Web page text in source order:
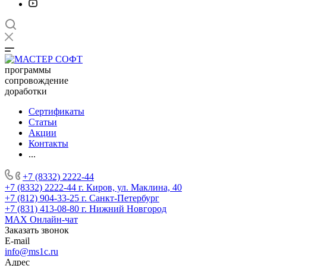
программы
сопровождение
доработки
Сертификаты
Статьи
Акции
Контакты
...
+7 (8332) 2222-44
+7 (8332) 2222-44 г. Киров, ул. Маклина, 40
+7 (812) 904-33-25 г. Санкт-Петербург
+7 (831) 413-08-80 г. Нижний Новгород
MAX Онлайн-чат
Заказать звонок
E-mail
info@ms1c.ru
Адрес